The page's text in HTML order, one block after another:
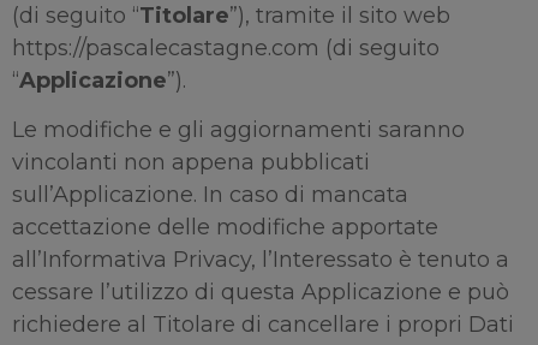
(di seguito “Titolare”), tramite il sito web
https://pascalecastagne.com (di seguito
“Applicazione”).
Le modifiche e gli aggiornamenti saranno
vincolanti non appena pubblicati
sull’Applicazione. In caso di mancata
accettazione delle modifiche apportate
all’Informativa Privacy, l’Interessato è tenuto a
cessare l’utilizzo di questa Applicazione e può
richiedere al Titolare di cancellare i propri Dati